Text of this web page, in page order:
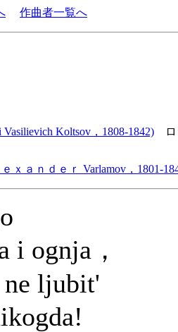
作曲者一覧へ
Koltsov，1808-1842) ロ
ｘａｎｄｅｒ Varlamov，1801-
i ognja，
ljubit'